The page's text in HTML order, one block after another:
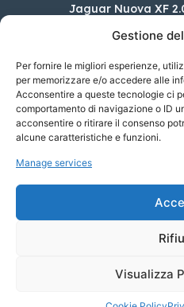
Gestione
Per fornire le migliori esperienze,
per memorizzare e/o accedere alle
Acconsentire a queste tecnologie ci
comportamento di navigazione o ID
acconsentire o ritirare il consenso
alcune caratteristiche e funzioni.
Manage services
Visualizza
Jaguar Nuova XF
DYNAMIC
Toyota Supra
Skoda Enyaq Coupé iV
© 2023 Soyaf Auto -